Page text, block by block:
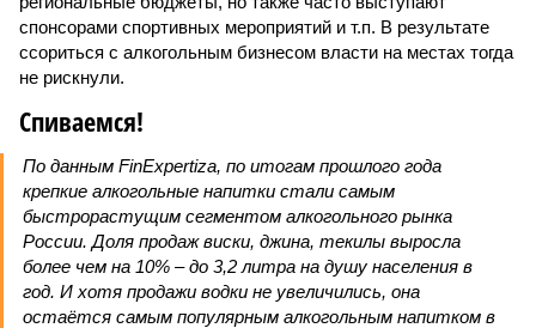
спонсорами спортивных мероприятий и т.п. В результате
ссориться с алкогольным бизнесом власти на местах тогда
не рискнули.
Спиваемся!
По данным FinExpertiza, по итогам прошлого года
крепкие алкогольные напитки стали самым
быстрорастущим сегментом алкогольного рынка
России. Доля продаж виски, джина, текилы выросла
более чем на 10% – до 3,2 литра на душу населения в
год. И хотя продажи водки не увеличились, она
остаётся самым популярным алкогольным напитком в